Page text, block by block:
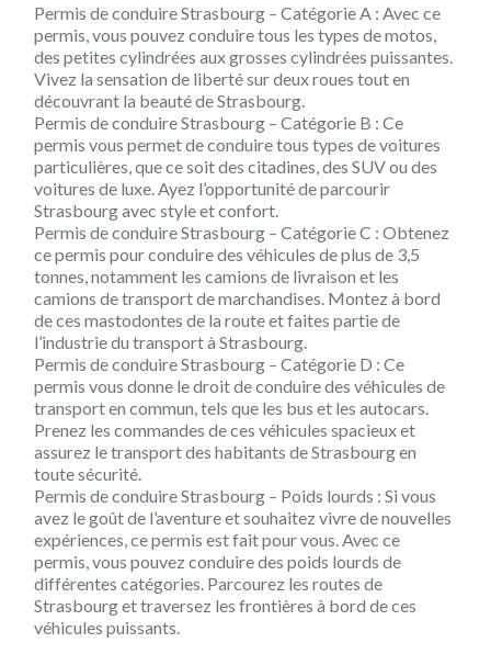
Permis de conduire Strasbourg – Catégorie A : Avec ce
permis, vous pouvez conduire tous les types de motos,
des petites cylindrées aux grosses cylindrées puissantes.
Vivez la sensation de liberté sur deux roues tout en
découvrant la beauté de Strasbourg.
Permis de conduire Strasbourg – Catégorie B : Ce
permis vous permet de conduire tous types de voitures
particulières, que ce soit des citadines, des SUV ou des
voitures de luxe. Ayez l’opportunité de parcourir
Strasbourg avec style et confort.
Permis de conduire Strasbourg – Catégorie C : Obtenez
ce permis pour conduire des véhicules de plus de 3,5
tonnes, notamment les camions de livraison et les
camions de transport de marchandises. Montez à bord
de ces mastodontes de la route et faites partie de
l’industrie du transport à Strasbourg.
Permis de conduire Strasbourg – Catégorie D : Ce
permis vous donne le droit de conduire des véhicules de
transport en commun, tels que les bus et les autocars.
Prenez les commandes de ces véhicules spacieux et
assurez le transport des habitants de Strasbourg en
toute sécurité.
Permis de conduire Strasbourg – Poids lourds : Si vous
avez le goût de l’aventure et souhaitez vivre de nouvelles
expériences, ce permis est fait pour vous. Avec ce
permis, vous pouvez conduire des poids lourds de
différentes catégories. Parcourez les routes de
Strasbourg et traversez les frontières à bord de ces
véhicules puissants.